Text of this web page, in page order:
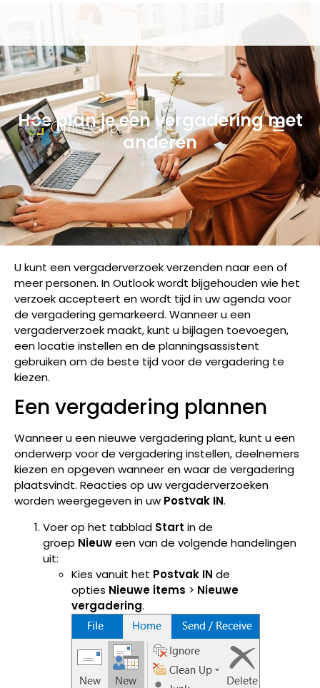
Hoe plan je een vergadering met
anderen
U kunt een vergaderverzoek verzenden naar een of
meer personen. In Outlook wordt bijgehouden wie het
verzoek accepteert en wordt tijd in uw agenda voor
de vergadering gemarkeerd. Wanneer u een
vergaderverzoek maakt, kunt u bijlagen toevoegen,
een locatie instellen en de planningsassistent
gebruiken om de beste tijd voor de vergadering te
kiezen.
Een vergadering plannen
Wanneer u een nieuwe vergadering plant, kunt u een
onderwerp voor de vergadering instellen, deelnemers
kiezen en opgeven wanneer en waar de vergadering
plaatsvindt. Reacties op uw vergaderverzoeken
worden weergegeven in uw Postvak IN.
Voer op het tabblad Start in de
groep Nieuween van de volgende handelingen
uit:
Kies vanuit het Postvak IN de
opties Nieuwe items > Nieuwe
vergadering.